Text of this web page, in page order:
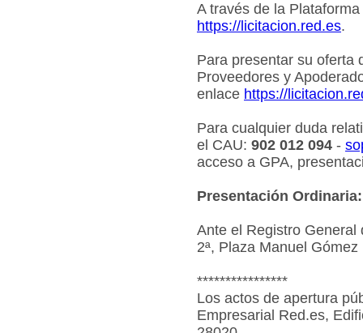
A través de la
https://licitacion.red.es.
Para presentar su oferta
Proveedores y
enlace https://
Para cualquier duda
el CAU: 902 012 094 -
acceso a GPA,
Presentación Ordinaria:
Ante el Registro General
2ª, Plaza Manuel
****************
Los actos de apertura
Empresarial Red.es,